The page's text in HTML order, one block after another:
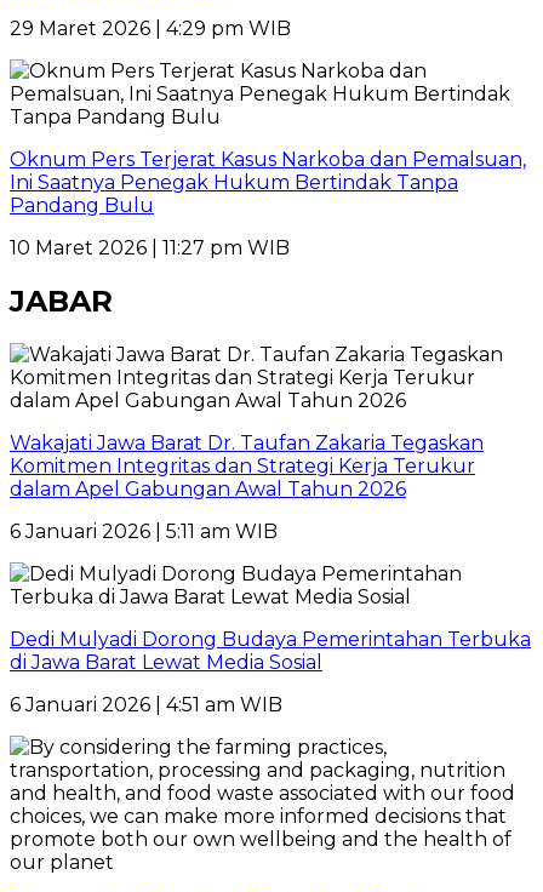
29 Maret 2026 | 4:29 pm WIB
Oknum Pers Terjerat Kasus Narkoba dan Pemalsuan,
Ini Saatnya Penegak Hukum Bertindak Tanpa
Pandang Bulu
10 Maret 2026 | 11:27 pm WIB
JABAR
Wakajati Jawa Barat Dr. Taufan Zakaria Tegaskan
Komitmen Integritas dan Strategi Kerja Terukur
dalam Apel Gabungan Awal Tahun 2026
6 Januari 2026 | 5:11 am WIB
Dedi Mulyadi Dorong Budaya Pemerintahan Terbuka
di Jawa Barat Lewat Media Sosial
6 Januari 2026 | 4:51 am WIB